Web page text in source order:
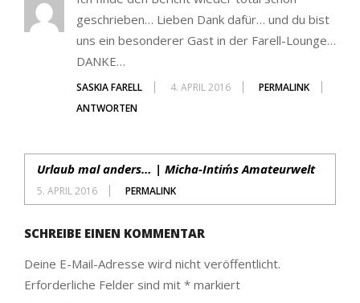
geschrieben… Lieben Dank dafür… und du bist
uns ein besonderer Gast in der Farell-Lounge…
DANKE…
SASKIA FARELL 4. APRIL 2016
PERMALINK
ANTWORTEN
Urlaub mal anders… | Micha-Intim´s Amateurwelt
5. APRIL 2016 PERMALINK
SCHREIBE EINEN KOMMENTAR
Deine E-Mail-Adresse wird nicht veröffentlicht.
Erforderliche Felder sind mit * markiert